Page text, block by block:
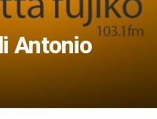
Antonio